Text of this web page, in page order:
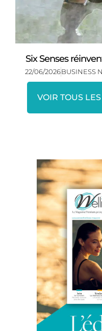
Six Senses
22/06/2026BUSINESS
VOIR TOUS